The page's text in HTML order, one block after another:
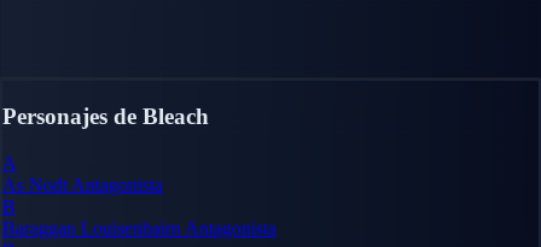
Personajes de Bleach
A
As Nodt Antagonista
B
Baraggan Louisenbairn Antagonista